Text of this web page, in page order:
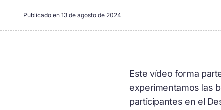
Publicado en 13 de agosto de 2024
Este vídeo forma
experimentamos las
participantes en el